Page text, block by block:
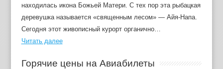
находилась икона Божьей Матери. С тех пор эта рыбацкая
деревушка называется «священным лесом» — Айя-Напа.
Сегодня этот живописный курорт органично…
Читать далее
Горячие цены на Авиабилеты